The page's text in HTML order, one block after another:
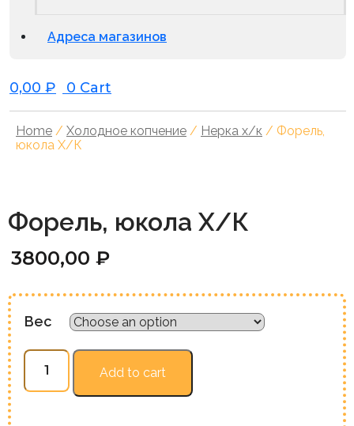
Адреса магазинов
0,00 ₽ 0 Cart
Home / Холодное копчение / Нерка х/к / Форель,
юкола Х/К
Форель, юкола Х/К
3800,00 ₽
Вес
Форель,
юкола
Х/
Add to cart